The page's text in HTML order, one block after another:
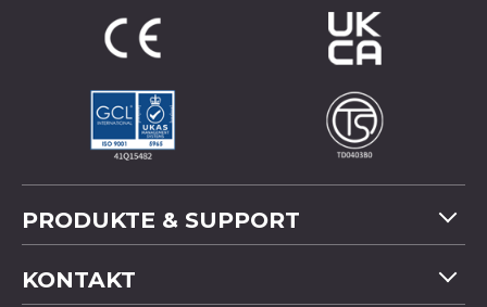
PRODUKTE & SUPPORT
KONTAKT